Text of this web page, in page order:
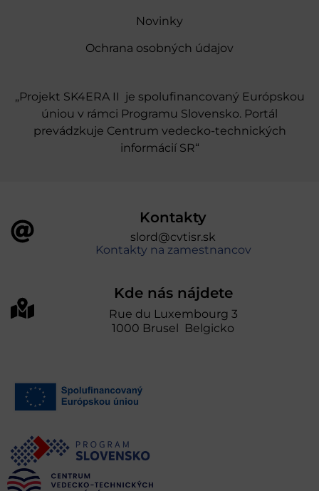
Novinky
Ochrana osobných údajov
„Projekt SK4ERA II je spolufinancovaný Európskou
úniou v rámci Programu Slovensko. Portál
prevádzkuje Centrum vedecko-technických
informácií SR“
Kontakty
slord@cvtisr.sk
Kontakty na zamestnancov
Kde nás nájdete
Rue du Luxembourg 3
1000 Brusel Belgicko